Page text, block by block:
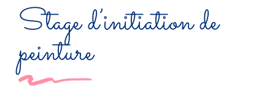
Stage d’initiation de
peinture